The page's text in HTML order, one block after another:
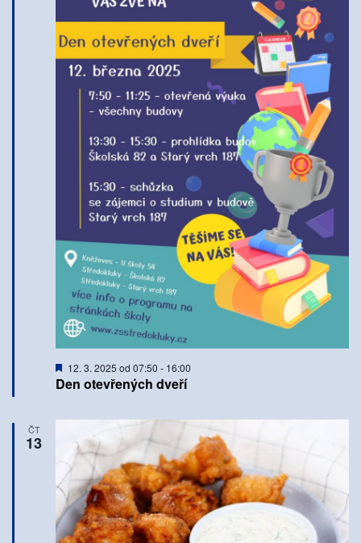
Den otevřených dveří
Doporučené
12. 3. 2025 od 07:50 - 16:00
ČT
13